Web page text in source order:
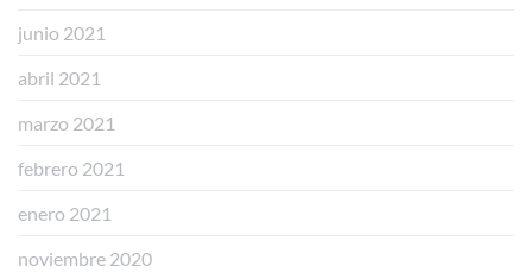
junio 2021
abril 2021
marzo 2021
febrero 2021
enero 2021
noviembre 2020